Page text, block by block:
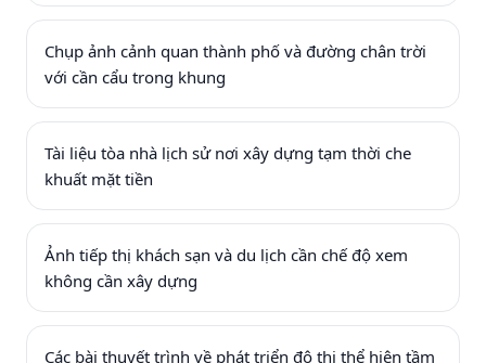
Chụp ảnh cảnh quan thành phố và đường chân trời
với cần cẩu trong khung
Tài liệu tòa nhà lịch sử nơi xây dựng tạm thời che
khuất mặt tiền
Ảnh tiếp thị khách sạn và du lịch cần chế độ xem
không cần xây dựng
Các bài thuyết trình về phát triển đô thị thể hiện tầm